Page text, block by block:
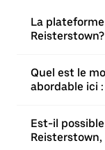
La
Reisterstown?
Quel est le
abordable ici
Est-il